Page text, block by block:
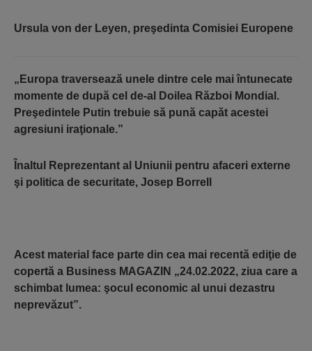
Ursula von der Leyen, preşedinta Comisiei Europene
„Europa traversează unele dintre cele mai întunecate
momente de după cel de-al Doilea Război Mondial.
Preşedintele Putin trebuie să pună capăt acestei
agresiuni iraţionale.”
naltul Reprezentant al Uniunii pentru afaceri externe
şi politica de securitate, Josep Borrell
Acest material face parte din cea mai recentă ediţie de
copertă a Business MAGAZIN „24.02.2022, ziua care a
schimbat lumea: şocul economic al unui dezastru
neprevăzut”.